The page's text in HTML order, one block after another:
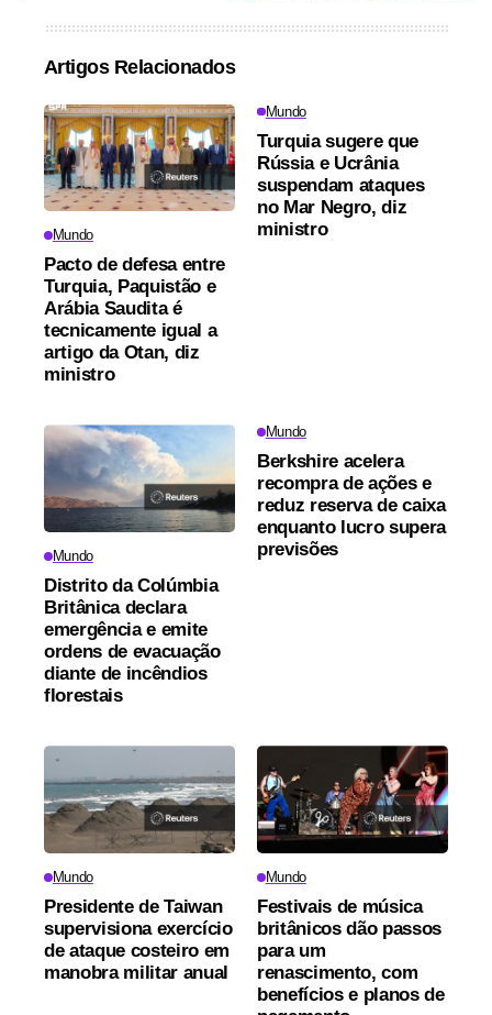
Artigos Relacionados
Mundo
Pacto de defesa entre
Turquia, Paquistão e
Arábia Saudita é
tecnicamente igual a
artigo da Otan, diz
ministro
Mundo
Turquia sugere que
Rússia e Ucrânia
suspendam ataques
no Mar Negro, diz
ministro
Mundo
Distrito da Colúmbia
Britânica declara
emergência e emite
ordens de evacuação
diante de incêndios
florestais
Mundo
Berkshire acelera
recompra de ações e
reduz reserva de caixa
enquanto lucro supera
previsões
Mundo
Presidente de Taiwan
supervisiona exercício
de ataque costeiro em
manobra militar anual
Mundo
Festivais de música
britânicos dão passos
para um
renascimento, com
benefícios e planos de